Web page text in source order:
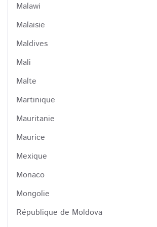
Malawi
Malaisie
Maldives
Mali
Malte
Martinique
Mauritanie
Maurice
Mexique
Monaco
Mongolie
République de Moldova